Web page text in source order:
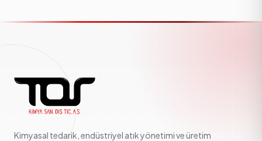
Kimyasal tedarik, endüstriyel atık yönetimi ve üretim